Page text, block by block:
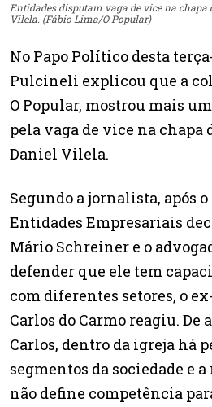
Entidades disputam vaga de vice na chapa
Vilela. (Fábio Lima/O Popular)
No Papo Político desta
Pulcineli explicou que a
O Popular, mostrou mais
pela vaga de vice na chapa
Daniel Vilela.
Segundo a jornalista, após
Entidades Empresariais
Mário Schreiner e o
defender que ele tem
com diferentes setores, o
Carlos do Carmo reagiu. De
Carlos, dentro da igreja há
segmentos da sociedade e
não define competência